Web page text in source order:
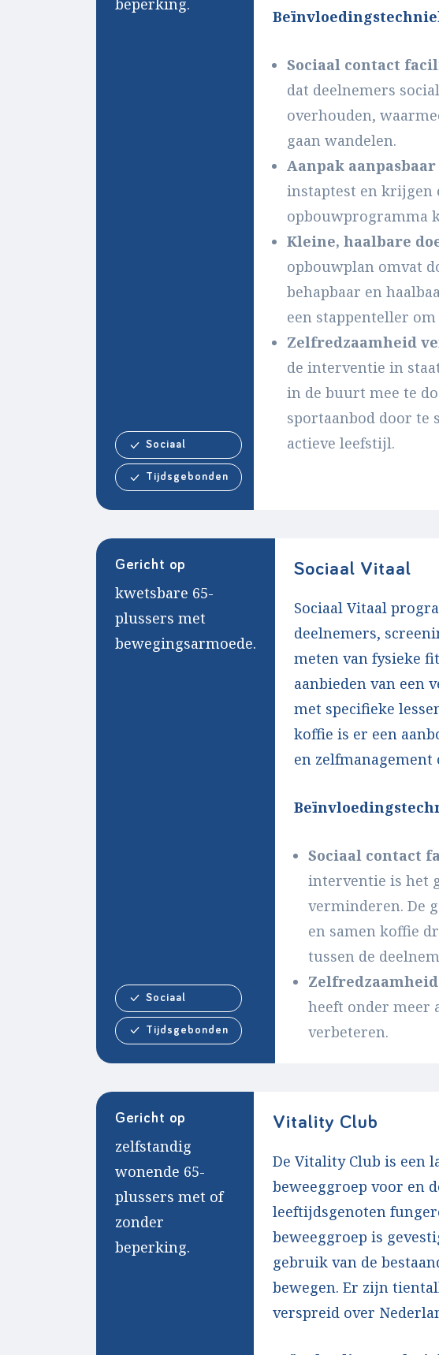
beperking.
Sociaal
Tijdsgebonden
Aanpak
instaptest en krijgen
opbouwprogramma
Kleine, haalbare
opbouwplan omvat
behapbaar en
een stappenteller
Sociaal contact
dat deelnemers
overhouden,
gaan wandelen.
Zelfredzaamheid
de interventie in
in de buurt mee te
sportaanbod door te
actieve leefstijl.
Gericht op
kwetsbare 65-
plussers met
bewegingsarmoede.
Sociaal
Tijdsgebonden
Sociaal Vitaal
Sociaal Vitaal
deelnemers,
meten van fysieke
aanbieden van een
met specifieke
koffie is er een
en zelfmanagement
heeft onder meer
verbeteren.
Sociaal contact
interventie is het
verminderen. De
en samen koffie
tussen de
Gericht op
zelfstandig
wonende 65-
plussers met of
zonder
beperking.
Vitality Club
De Vitality Club is een
beweeggroep voor en
leeftijdsgenoten
beweeggroep is
gebruik van de
bewegen. Er zijn
verspreid over